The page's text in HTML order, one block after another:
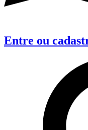
Entre ou